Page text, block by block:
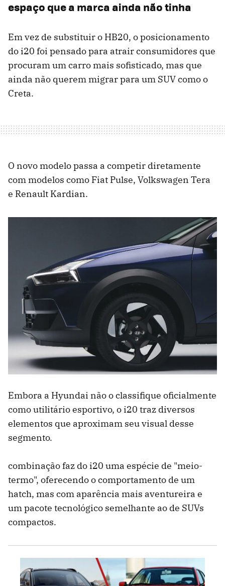
espaço que a marca ainda não tinha
Em vez de substituir o HB20, o posicionamento
do i20 foi pensado para atrair consumidores que
procuram um carro mais sofisticado, mas que
ainda não querem migrar para um SUV como o
Creta.
O novo modelo passa a competir diretamente
com modelos como Fiat Pulse, Volkswagen Tera
e Renault Kardian.
Embora a Hyundai não o classifique oficialmente
como utilitário esportivo, o i20 traz diversos
elementos que aproximam seu visual desse
segmento.
combinação faz do i20 uma espécie de "meio-
termo", oferecendo o comportamento de um
hatch, mas com aparência mais aventureira e
um pacote tecnológico semelhante ao de SUVs
compactos.